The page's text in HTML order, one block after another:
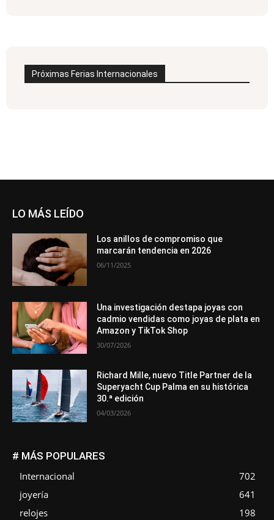
Próximas Ferias Internacionales
LO MÁS LEÍDO
Los anillos de compromiso que
marcarán tendencia en 2026
06/11/2025
Una investigación destapa joyas con
cadmio vendidas como joyas de plata en
Amazon y TikTok Shop
30/07/2026
Richard Mille, nuevo Title Partner de la
Superyacht Cup Palma en su histórica
30.ª edición
04/03/2026
# MÁS POPULARES
Internacional
702
joyería
641
relojes
198